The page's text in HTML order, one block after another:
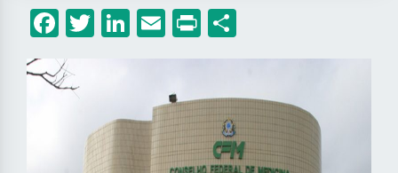
Facebook
Twitter
LinkedIn
Email
Print